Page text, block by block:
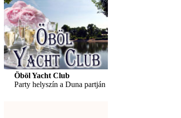
Öböl Yacht Club
Party helyszín a Duna partján